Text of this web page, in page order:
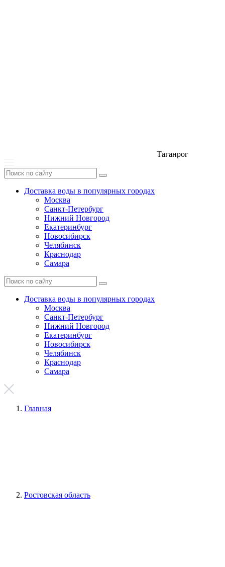
Таганрог
Доставка воды в популярных городах
Москва
Санкт-Петербург
Нижний Новгород
Екатеринбург
Новосибирск
Челябинск
Краснодар
Самара
Доставка воды в популярных городах
Москва
Санкт-Петербург
Нижний Новгород
Екатеринбург
Новосибирск
Челябинск
Краснодар
Самара
Главная
Ростовская область